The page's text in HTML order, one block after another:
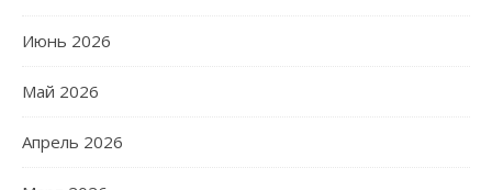
Июнь 2026
Май 2026
Апрель 2026